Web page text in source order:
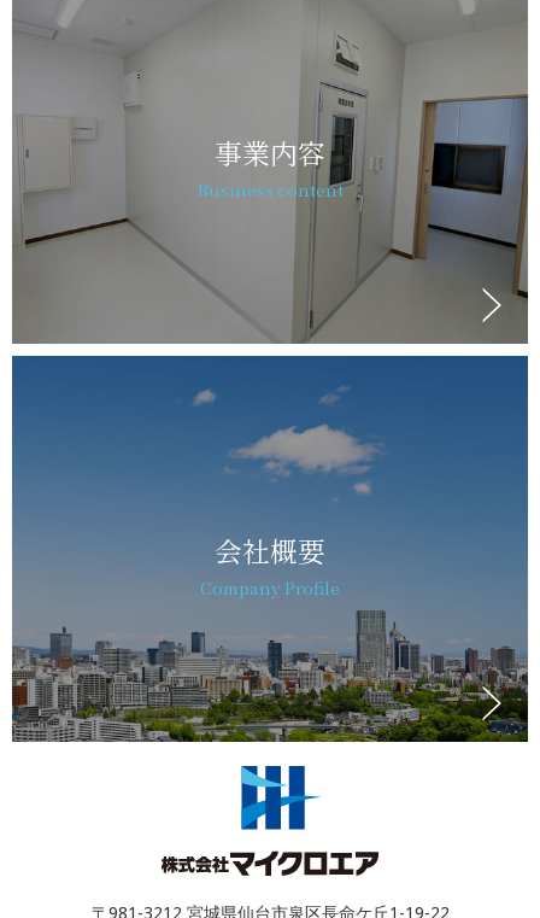
事業内容
Business content
会社概要
Company Profile
〒981-3212 宮城県仙台市泉区長命ケ丘1-19-22